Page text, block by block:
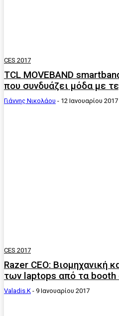
CES 2017
TCL MOVEBAND
που συνδυάζει μόδα με
Γιάννης Νικολάου - 12 Ιανουαρίου 2017
CES 2017
Razer CEO: Βιομηχανική
των laptops από τα booth
Valadis.k - 9 Ιανουαρίου 2017